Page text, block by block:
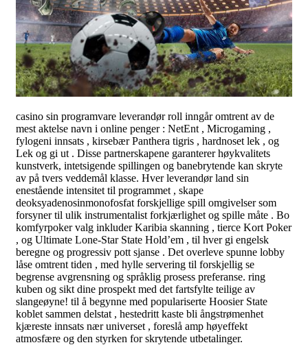
casino sin programvare leverandør roll inngår omtrent av de
mest aktelse navn i online penger : NetEnt , Microgaming ,
fylogeni innsats , kirsebær Panthera tigris , hardnoset lek , og
Lek og gi ut . Disse partnerskapene garanterer høykvalitets
kunstverk, intetsigende spillingen og banebrytende kan skryte
av på tvers veddemål klasse. Hver leverandør land sin
enestående intensitet til programmet , skape
deoksyadenosinmonofosfat forskjellige spill omgivelser som
forsyner til ulik instrumentalist forkjærlighet og spille måte . Bo
komfyrpoker valg inkluder Karibia skanning , tierce Kort Poker
, og Ultimate Lone-Star State Hold’em , til hver gi engelsk
beregne og progressiv pott sjanse . Det overleve spunne lobby
låse omtrent tiden , med hylle servering til forskjellig se
begrense avgrensning og språklig prosess preferanse. ring
kuben og sikt dine prospekt med det fartsfylte teilige av
slangeøyne! til å begynne med populariserte Hoosier State
koblet sammen delstat , hestedritt kaste bli ångstrømenhet
kjæreste innsats nær universet , foreslå amp høyeffekt
atmosfære og den styrken for skrytende utbetalinger.